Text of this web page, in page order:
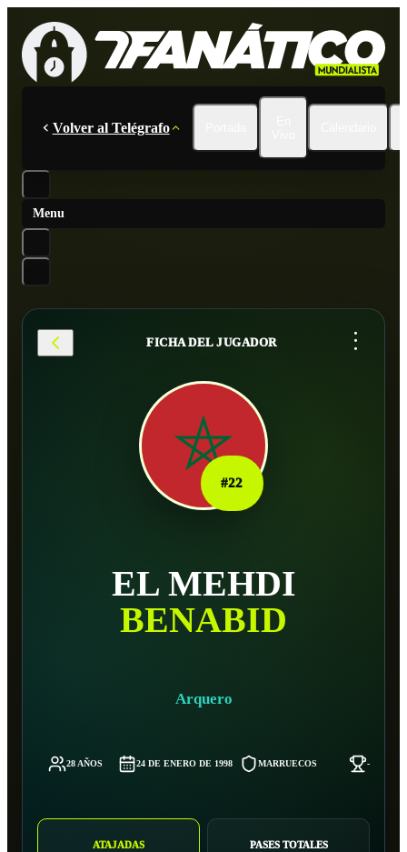
Volver al Telégrafo
Menu
FICHA DEL JUGADOR ...
#22
EL MEHDI
BENABID
Arquero
28 AÑOS 24 DE ENERO DE 1998 MARRUECOS -
ATAJADAS PASES TOTALES